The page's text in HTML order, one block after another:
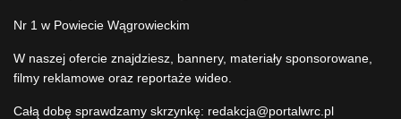
Nr 1 w Powiecie Wągrowieckim
W naszej ofercie znajdziesz, bannery, materiały sponsorowane,
filmy reklamowe oraz reportaże wideo.
Całą dobę sprawdzamy skrzynkę: redakcja@portalwrc.pl